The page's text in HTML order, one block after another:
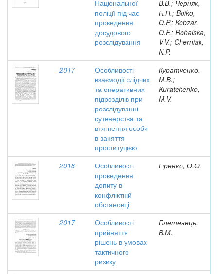
Національної
поліції під час
проведення
досудового
розслідування
В.В.; Черняк,
Н.П.; Boiko,
O.P.; Kobzar,
O.F.; Rohalska,
V.V.; Cherniak,
N.P.
2017
Особливості
взаємодії слідчих
та оперативних
підрозділів при
розслідуванні
сутенерства та
втягнення особи
в заняття
проституцією
Куратченко,
М.В.;
Kuratchenko,
M.V.
2018
Особливості
проведення
допиту в
конфліктній
обстановці
Гіренко, О.О.
2017
Особливості
прийняття
рішень в умовах
тактичного
ризику
Плетенець,
В.М.